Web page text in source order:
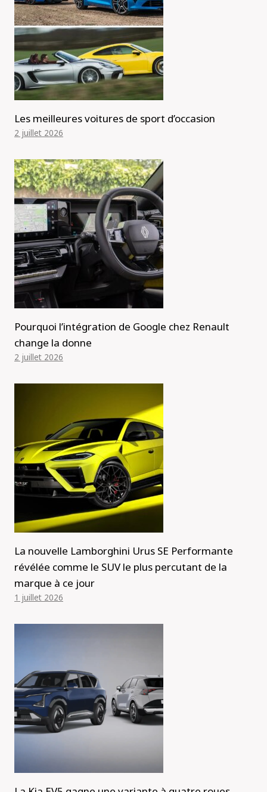
Les meilleures voitures de sport d’occasion
2 juillet 2026
Pourquoi l’intégration de Google chez Renault
change la donne
2 juillet 2026
La nouvelle Lamborghini Urus SE Performante
révélée comme le SUV le plus percutant de la
marque à ce jour
1 juillet 2026